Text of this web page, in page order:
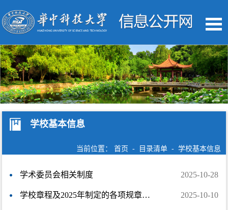
学校基本信息
当前位置： 首页 - 目录清单- 学校基本信息
学术委员会相关制度 2025-10-28
学校章程及2025年制定的各项规章制度 2025-10-10